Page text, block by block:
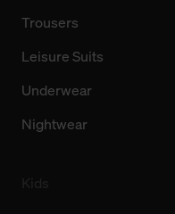
Trousers
Leisure Suits
Underwear
Nightwear